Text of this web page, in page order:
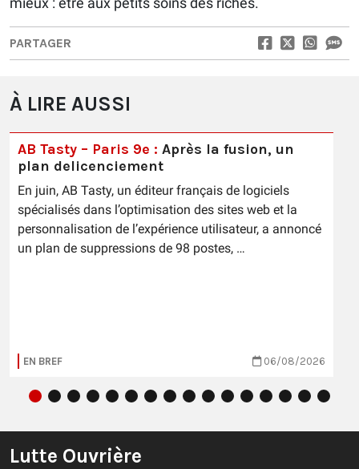
PARTAGER
À LIRE AUSSI
AB Tasty – Paris 9e : Après la fusion, un
plan delicenciement
En juin, AB Tasty, un éditeur français de logiciels
spécialisés dans l’optimisation des sites web et la
personnalisation de l’expérience utilisateur, a annoncé
un plan de suppressions de 98 postes, …
EN BREF 06/08/2026
Lutte Ouvrière